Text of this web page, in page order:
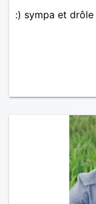
:) sympa et drôle